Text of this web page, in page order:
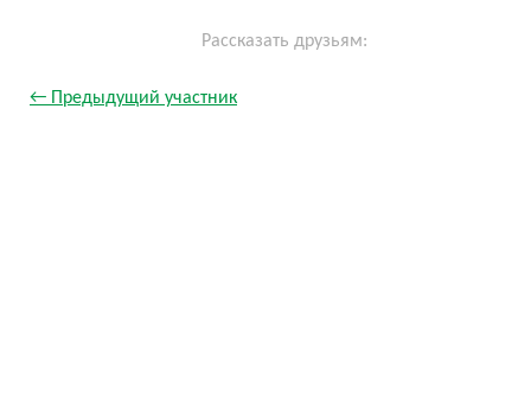
Рассказать друзьям:
← Предыдущий участник